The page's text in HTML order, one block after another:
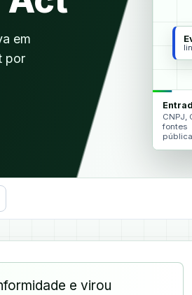
em
por
CNPJ,
fontes
e virou